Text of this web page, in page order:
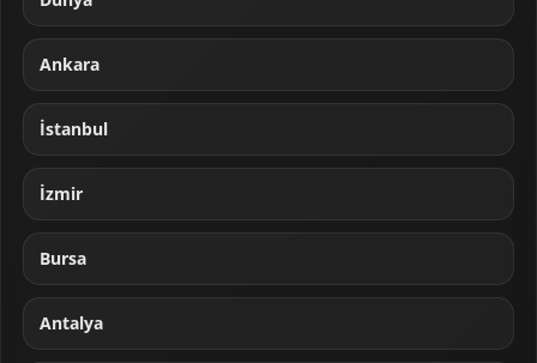
Ankara
İstanbul
İzmir
Bursa
Antalya